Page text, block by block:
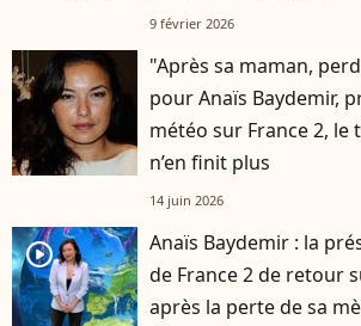
9 février 2026
"Après sa maman,
pour Anaïs Baydemir,
météo sur France 2, le
n’en finit plus
14 juin 2026
player2
Anaïs Baydemir : la
de France 2 de retour
après la perte de sa